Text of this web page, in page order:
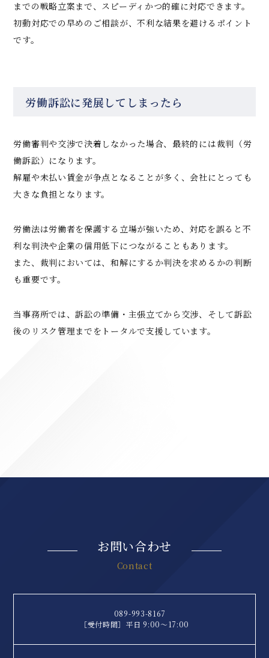
までの戦略立案まで、スピーディかつ的確に対応できます。
初動対応での早めのご相談が、不利な結果を避けるポイント
です。
労働訴訟に発展してしまったら
労働審判や交渉で決着しなかった場合、最終的には裁判（労
働訴訟）になります。
解雇や未払い賃金が争点となることが多く、会社にとっても
大きな負担となります。
労働法は労働者を保護する立場が強いため、対応を誤ると不
利な判決や企業の信用低下につながることもあります。
また、裁判においては、和解にするか判決を求めるかの判断
も重要です。
当事務所では、訴訟の準備・主張立てから交渉、そして訴訟
後のリスク管理までをトータルで支援しています。
お問い合わせ
Contact
089-993-8167
［受付時間］平日 9:00〜17:00